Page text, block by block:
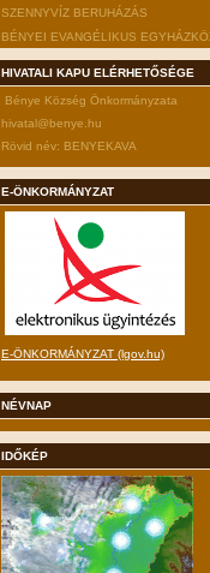
SZENNYVÍZ BERUHÁZÁS
BÉNYEI EVANGÉLIKUS
HIVATALI KAPU ELÉRHETŐSÉGE
Bénye Község Önkormányzata
hivatal@benye.hu
Rövid név: BENYEKAVA
E-ÖNKORMÁNYZAT
E-ÖNKORMÁNYZAT (lgov.hu)
NÉVNAP
IDŐKÉP